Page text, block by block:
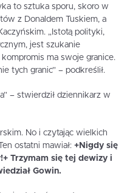
to sztuka sporu, skoro w
z Donaldem Tuskiem, a
„Istotą polityki,
jest szukanie
ma swoje granice.
tych granic” – podkreślił.
– stwierdził dziennikarz w
No i czytając wielkich
ostatni mawiał: +Nigdy się
Trzymam się tej dewizy i
Gowin.